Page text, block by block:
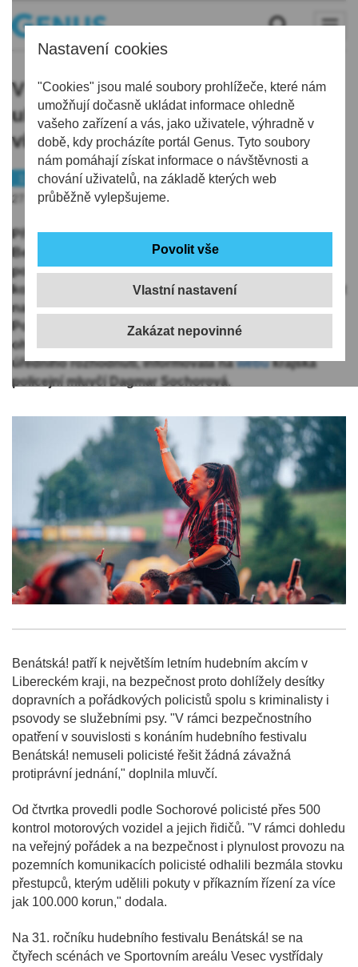
Nastavení cookies
"Cookies" jsou malé soubory prohlížeče, které nám
umožňují dočasně ukládat informace ohledně
vašeho zařízení a vás, jako uživatele, výhradně v
době, kdy procházíte portál Genus. Tyto soubory
nám pomáhají získat informace o návštěvnosti a
chování uživatelů, na základě kterých web
průběžně vylepšujeme.
Vlastní nastavení
V souvislosti s festivalem Benátská
uložila liberecká policie pokuty za
více než sto tisíc korun
27.07.2025 | 17:29
Při kontrolách v souvislosti s hudebním festivalem
Benátská!, který skončil dnes nad ránem, uložila
policie pokuty za více než 100.000 korun. Jeden z
kontrolovaných řidičů usedl v noci na dnešek za volant
navzdory zákazu řízení, navíc nadýchal 2,13 promile.
Policisté zahájili úkony trestního řízení pro podezření z
ohrožení pod vlivem návykové látky a maření výkonu
úředního rozhodnutí, informovala nawebukrajská
policejní mluvčí Dagmar Sochorová.
Benátská! patří k největším letním hudebním akcím v
Libereckém kraji, na bezpečnost proto dohlížely desítky
dopravních a pořádkových policistů spolu s kriminalisty i
psovody se služebními psy. "V rámci bezpečnostního
opatření v souvislosti s konáním hudebního festivalu
Benátská! nemuseli policisté řešit žádná závažná
protiprávní jednání," doplnila mluvčí.
Od čtvrtka provedli podle Sochorové policisté přes 500
kontrol motorových vozidel a jejich řidičů. "V rámci dohledu
na veřejný pořádek a na bezpečnost i plynulost provozu na
pozemních komunikacích policisté odhalili bezmála stovku
přestupců, kterým udělili pokuty v příkazním řízení za více
jak 100.000 korun," dodala.
Na 31. ročníku hudebního festivalu Benátská! se na
čtyřech scénách ve Sportovním areálu Vesec vystřídaly